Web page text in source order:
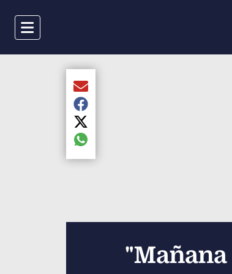
Menu
Compartir el artículo actual mediante
Compartir el artículo actual mediante
Compartir el artículo actual mediante
Compartir el artículo actual